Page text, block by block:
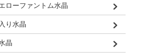
ローファントム水晶
り水晶
晶